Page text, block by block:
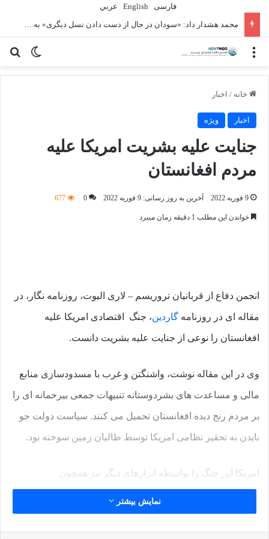
فارسی English
عربي
محمد هشدار داد: «سودان در حال از دست دادن نسل دیگری» به دلیل جنگ است
تغییر منو
خانه / اخبار
اخبار ویژه
جنایت علیه بشریت امریکا علیه
مردم افغانستان
9 فوریه 2022 آخرین به روز رسانی: 9 فوریه 2022 0
677
خواندن این مطلب 1 دقیقه زمان میبرد
انجمن دفاع از قربانیان تروریسم – لاری الیوت، روزنامه نگار، در
مقاله ای در روزنامه گاردین، جنگ اقتصادی امریکا علیه
افغانستان را نوعی از جنایت علیه بشریت دانست.
وی در این مقاله نوشت، واشنگتن و غرب با مسدودسازی منابع
مالی و مساعدت های بشردوستانه تنبیهات جمعی بیرحمانه ای را
بر مردم رنج دیده افغانستان تحمیل می کنند. سیاست دولت جو
بایدن به تحقیر نظامی امریکا توسط طالبان زمین سوخته بود.
امریکا این جنگ را بواسطه ابزارهای دیگر نیز همچون
معنای تحریم بانکها و دیگر شرکت های خارجی حاضر در
نمایش بیشتر